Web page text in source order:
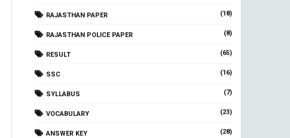
RAJASTHAN PAPER (18)
RAJASTHAN POLICE PAPER (8)
RESULT (65)
SSC (16)
SYLLABUS (7)
VOCABULARY (23)
ANSWER KEY (28)